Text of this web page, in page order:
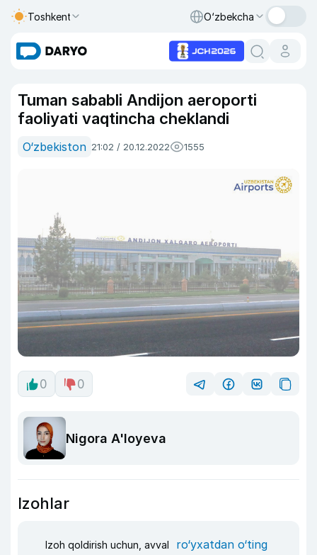
Toshkent O‘zbekcha
Tuman sababli Andijon aeroporti
faoliyati vaqtincha cheklandi
O‘zbekiston 21:02 / 20.12.2022 1555
0 0
Nigora A'loyeva
Izohlar
Izoh qoldirish uchun, avval ro‘yxatdan o‘ting